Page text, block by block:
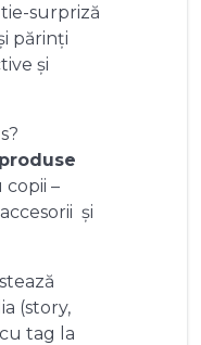
surpriză
părinți
și
produse
–
și
(story,
tag la